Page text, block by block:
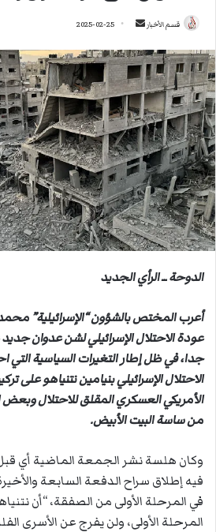
قسم الأخبار
س
ل
ب
ر
ي
د
ا
إ
ل
ك
ت
ر
ي
2025-02-25
الدوحة ــ الرأي الجديد
أعرب المختص بالشؤون “الإسرائيلية”
عودة الاحتلال الإسرائيلي لشن عدوان
جدا، في ظل إطار التغيرات السياسية
الاحتلال الإسرائيلي بنيامين نتنياهو على
الأمريكي العسكري المقلق للاحتلال
من ساسة البيت الأبيض.
وكان هلسة نشر الجمعة الماضية أي
فيه إطلاق سراح الدفعة السابعة
في المرحلة الأولى من الصفقة، “أن
المرحلة الأولى، ولن يفرج عن الأسرى